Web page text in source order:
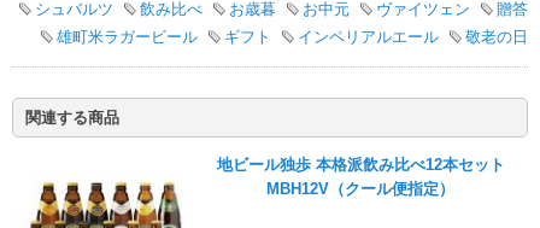
シュバルツ
飲み比べ お歳暮 お中元 ヴァイツェン
贈答
雄町米ラガービール
ギフト インペリアルエール 敬老の日
関連する商品
地ビール独歩 本格派飲み比べ12本セット
MBH12V（クール便指定）